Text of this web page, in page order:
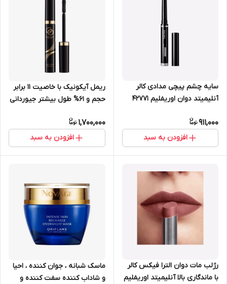
سایه چشم پیچی مدادی کالر
آنلیمیتد دوان اوریفلیم 42771
911,000
افزودن به سبد
ریمل آیکونیک با خاصیت 11 برابر
حجم و 61% طول بیشتر جیوردانی
1,700,000
افزودن به سبد
رژلب مات دوان الترا فیکس کالر
با ماندگاری بالا آنلیمیتد اوریفلیم
ماسک شبانه ، جوان کننده ، احیا
و شاداب کننده سفت کننده و